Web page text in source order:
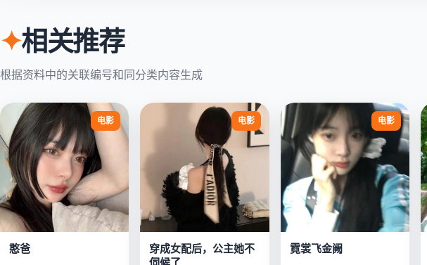
✦相关推荐
根据资料中的关联编号和同分类内容生成
电影
憨爸
电影
穿成女配后，公主她不
伺候了
电影
霓裳飞金阙